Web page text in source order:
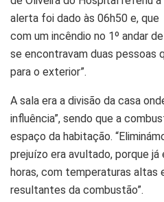
alerta foi dado às 06h50 e,
com um incêndio no 1º andar
se encontravam duas pessoas
para o exterior”.
A sala era a divisão da casa
influência”, sendo que a
espaço da habitação.
prejuízo era avultado, porque já
horas, com temperaturas altas
resultantes da combustão”.